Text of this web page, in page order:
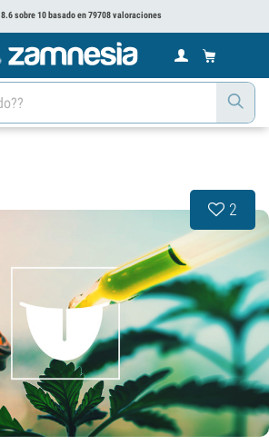
8.6 sobre 10 basado en 79708 valoraciones
2